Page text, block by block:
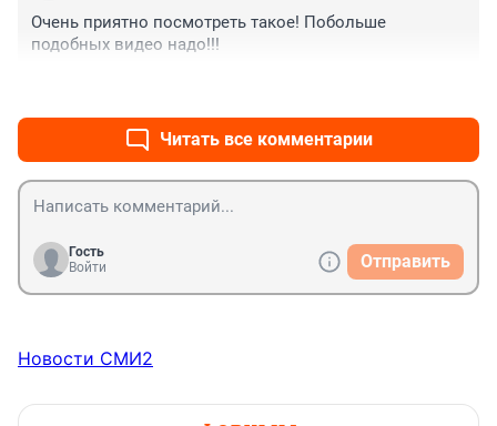
Очень приятно посмотреть такое! Побольше
подобных видео надо!!!
Читать все комментарии
Гость
Войти
Отправить
Новости СМИ2